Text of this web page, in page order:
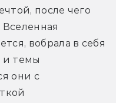
после чего
Вселенная
вобрала в себя
и темы
они с